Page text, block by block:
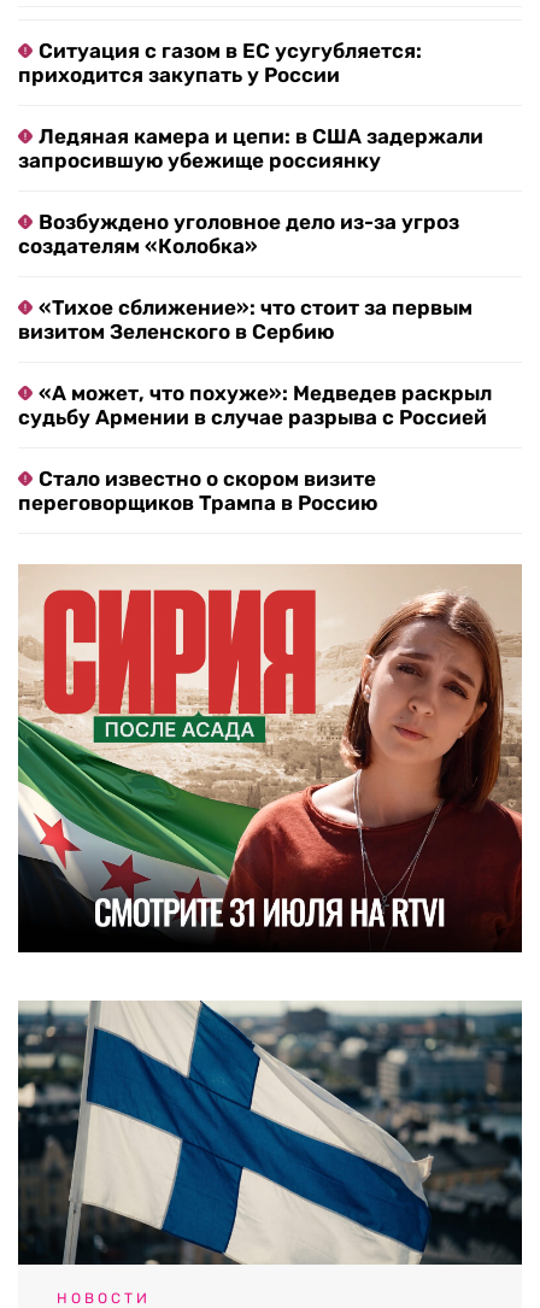
Ситуация с газом в ЕС усугубляется:
приходится закупать у России
Ледяная камера и цепи: в США задержали
запросившую убежище россиянку
Возбуждено уголовное дело из-за угроз
создателям «Колобка»
«Тихое сближение»: что стоит за первым
визитом Зеленского в Сербию
«А может, что похуже»: Медведев раскрыл
судьбу Армении в случае разрыва с Россией
Стало известно о скором визите
переговорщиков Трампа в Россию
НОВОСТИ